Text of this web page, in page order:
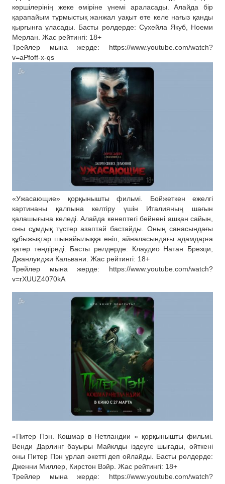
көршілерінің жеке өміріне үнемі араласады. Алайда бір
қарапайым тұрмыстық жанжал уақыт өте келе нағыз қанды
қырғынға ұласады. Басты рөлдерде: Сухейла Якуб, Ноеми
Мерлан. Жас рейтингі: 18+
Трейлер мына жерде: https://www.youtube.com/watch?
v=aPfoff-x-qs
«Ужасающие» қорқынышты фильмі. Бойжеткен ежелгі
картинаны қалпына келтіру үшін Италияның шағын
қалашығына келеді. Алайда кенептегі бейнені ашқан сайын,
оны сұмдық түстер азаптай бастайды. Оның санасындағы
құбыжықтар шынайылыққа еніп, айналасындағы адамдарға
қатер төндіреді. Басты рөлдерде: Клаудио Натан Брезци,
Джанлуиджи Кальвани. Жас рейтингі: 18+
Трейлер мына жерде: https://www.youtube.com/watch?
v=rXUUZ4070kA
«Питер Пэн. Кошмар в Нетландии » қорқынышты фильмі.
Венди Дарлинг бауыры Майклды іздеуге шығады, өйткені
оны Питер Пэн ұрлап әкетті деп ойлайды. Басты рөлдерде:
Дженни Миллер, Кирстон Вэйр. Жас рейтингі: 18+
Трейлер мына жерде: https://www.youtube.com/watch?